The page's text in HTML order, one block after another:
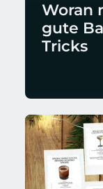
Woran
gute
Tricks